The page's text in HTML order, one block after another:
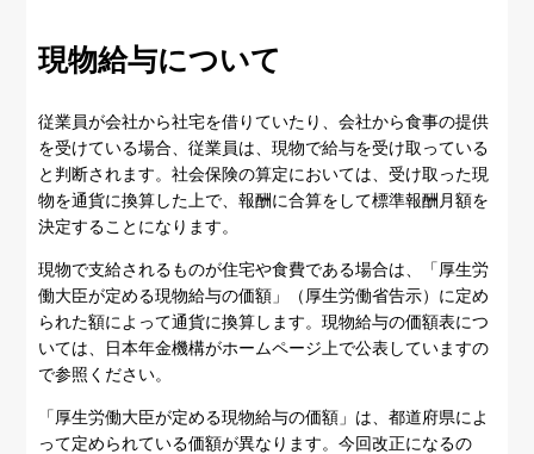
現物給与について
従業員が会社から社宅を借りていたり、会社から食事の提供
を受けている場合、従業員は、現物で給与を受け取っている
と判断されます。社会保険の算定においては、受け取った現
物を通貨に換算した上で、報酬に合算をして標準報酬月額を
決定することになります。
現物で支給されるものが住宅や食費である場合は、「厚生労
働大臣が定める現物給与の価額」（厚生労働省告示）に定め
られた額によって通貨に換算します。現物給与の価額表につ
いては、日本年金機構がホームページ上で公表していますの
で参照ください。
「厚生労働大臣が定める現物給与の価額」は、都道府県によ
って定められている価額が異なります。今回改正になるの